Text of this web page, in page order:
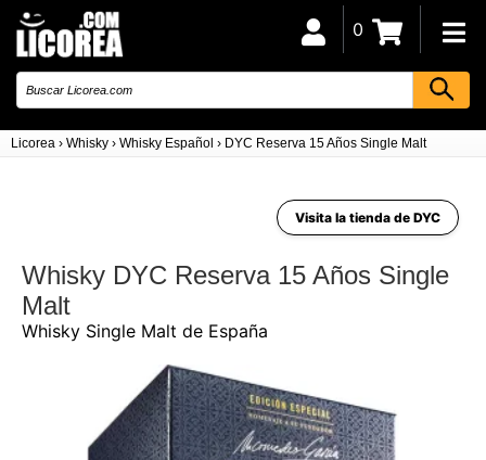
Licorea › Whisky › Whisky Español › DYC Reserva 15 Años Single Malt
0
Visita la tienda de DYC
Whisky DYC Reserva 15 Años Single
Malt
Whisky Single Malt de España